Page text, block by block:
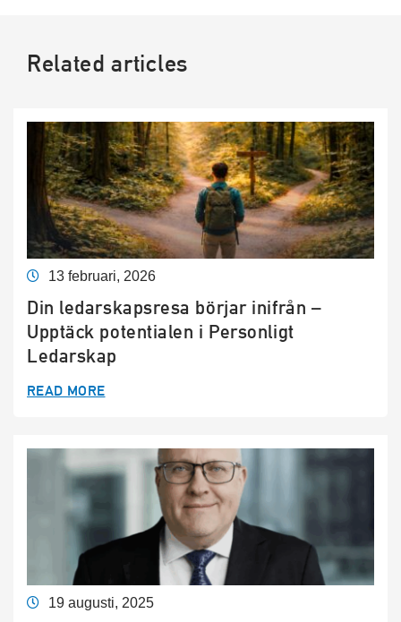
Related articles
13 februari, 2026
Din ledarskapsresa börjar inifrån –
Upptäck potentialen i Personligt
Ledarskap
READ MORE
19 augusti, 2025